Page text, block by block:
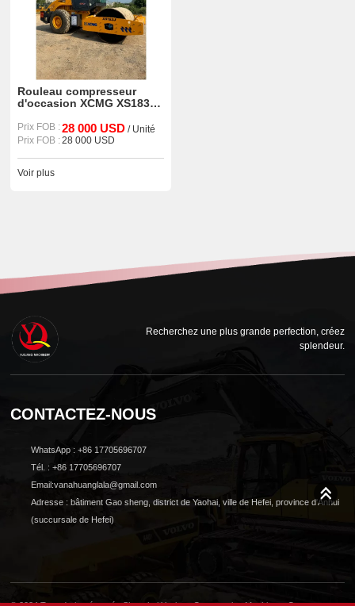
Rouleau compresseur
d'occasion XCMG XS183J
Prix FOB :28 000 USD/ Unité
Prix FOB :28 000 USD
Voir plus
Recherchez une plus grande perfection, créez
splendeur.
CONTACTEZ-NOUS
WhatsApp : +86 17705696707
Tél. : +86 17705696707
Email:vanahuanglala@gmail.com
Adresse : bâtiment Gao sheng, district de Yaohai, ville de Hefei, province d'Anhui
(succursale de Hefei)